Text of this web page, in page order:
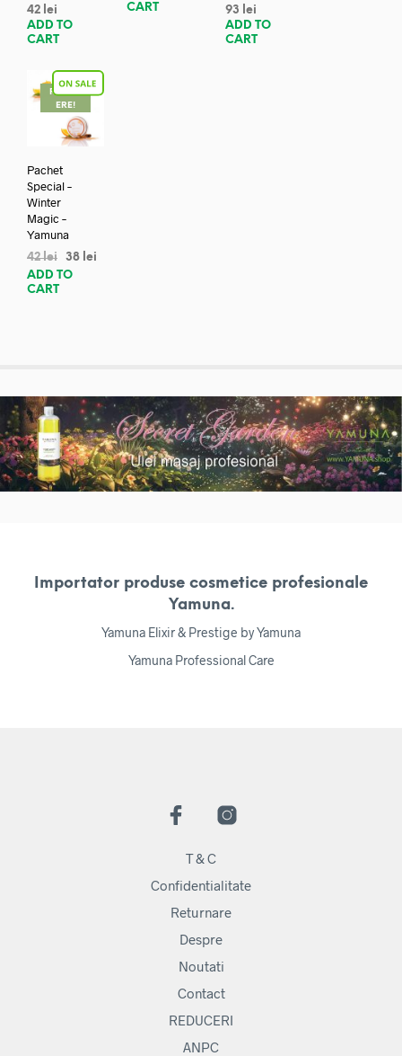
42 lei
ADD TO
CART
CART
93
lei
ADD TO
CART
REDUC
ERE!
Pachet
Special –
Winter
Magic –
Yamuna
42lei 38 lei
ADD TO
CART
Importator produse cosmetice profesionale
Yamuna.
Yamuna Elixir & Prestige by Yamuna
Yamuna Professional Care
T & C
Confidentialitate
Returnare
Despre
Noutati
Contact
REDUCERI
ANPC